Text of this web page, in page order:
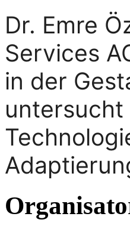
Dr. Emre
Services
in der